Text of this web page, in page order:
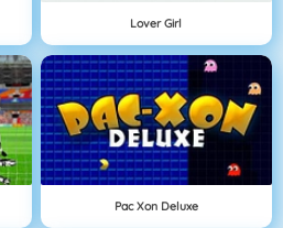
Lover Girl
Pac Xon Deluxe